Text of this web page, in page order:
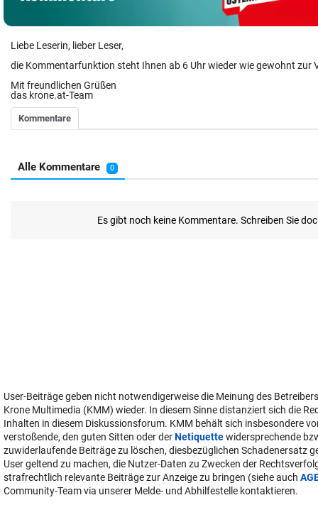
Liebe Leserin, lieber Leser,
die Kommentarfunktion steht Ihnen ab 6 Uhr wieder wie gewohnt zur
Mit freundlichen Grüßen
das krone.at-Team
User-Beiträge geben nicht notwendigerweise die Meinung des
Krone Multimedia (KMM) wieder. In diesem Sinne distanziert sich die
Inhalten in diesem Diskussionsforum. KMM behält sich insbesondere
verstoßende, den guten Sitten oder derNetiquettewidersprechende
zuwiderlaufende Beiträge zu löschen, diesbezüglichen Schadenersatz
User geltend zu machen, die Nutzer-Daten zu Zwecken der
strafrechtlich relevante Beiträge zur Anzeige zu bringen (siehe auch
Community-Team via unserer Melde- und Abhilfestelle kontaktieren.